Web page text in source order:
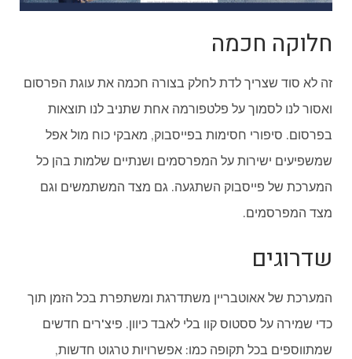
חלוקה חכמה
זה לא סוד שצריך לדת לחלק בצורה חכמה את עוגת הפרסום
ואסור לנו לסמוך על פלטפורמה אחת שתניב לנו תוצאות
בפרסום. סיפורי חסימות בפייסבוק, מאבקי כוח מול אפל
שמשפיעים ישירות על המפרסמים ושנתיים שלמות בהן כל
המערכת של פייסבוק השתגעה. גם מצד המשתמשים וגם
מצד המפרסמים.
שדרוגים
המערכת של אאוטבריין משתדרגת ומשתפרת בכל הזמן תוך
כדי שמירה על ססטוס קוו בלי לאבד כיוון. פיצ'רים חדשים
שמתווספים בכל תקופה כמו: אפשרויות טרגוט חדשות,